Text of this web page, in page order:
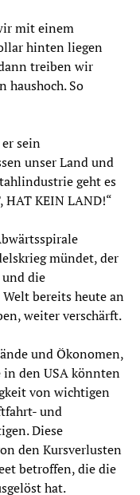
mit einem
hinten liegen
treiben wir
haushoch. So
sein
unser Land und
geht es
HAT KEIN LAND!“
mündet, der
die
bereits heute an
weiter verschärft.
und Ökonomen,
den USA könnten
von wichtigen
und
Diese
den Kursverlusten
betroffen, die die
hat.